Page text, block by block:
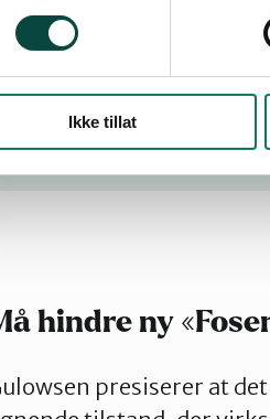
Ikke tillat
i dag!
hindre ny
presiserer at